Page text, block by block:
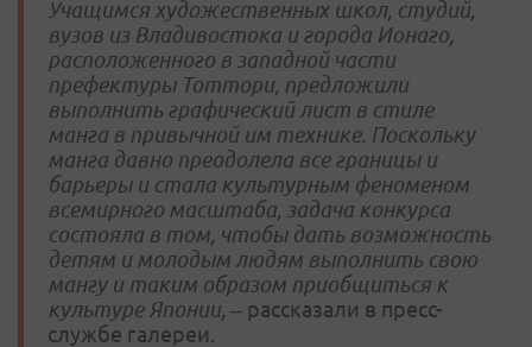
Учащимся художественных школ, студий,
вузов из Владивостока и города Ионаго,
расположенного в западной части
префектуры Тоттори, предложили
выполнить графический лист в стиле
манга в привычной им технике. Поскольку
манга давно преодолела все границы и
барьеры и стала культурным феноменом
всемирного масштаба, задача конкурса
состояла в том, чтобы дать возможность
детям и молодым людям выполнить свою
мангу и таким образом приобщиться к
культуре Японии, – рассказали в пресс-
службе галереи.